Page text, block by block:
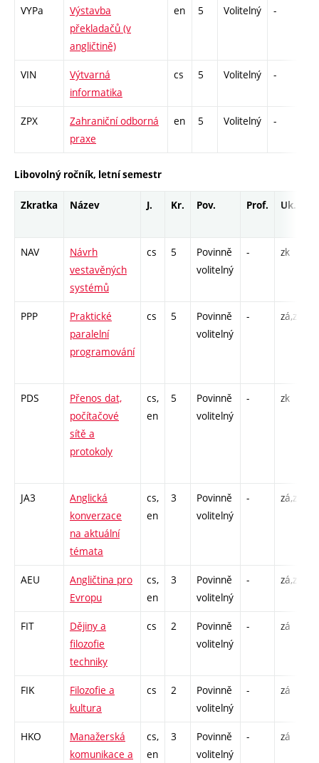
VYPa
Výstavba
překladačů (v
angličtině)
en 5 Volitelný -
VIN
Výtvarná
informatika
cs 5 Volitelný -
ZPX
Zahraniční odborná
praxe
en 5 Volitelný -
Libovolný ročník, letní semestr
Zkratka Název J. Kr. Pov. Prof. Uk.
NAV
Návrh
vestavěných
systémů
cs 5
Povinně
volitelný
- zk
PPP
Praktické
paralelní
programování
cs 5
Povinně
volitelný
- zá,zk
PDS
Přenos dat,
počítačové
sítě a
protokoly
cs,
en
5
Povinně
volitelný
- zk
JA3
Anglická
konverzace
na aktuální
témata
cs,
en
3
Povinně
volitelný
- zá,zk
AEU
Angličtina pro
Evropu
cs,
en
3
Povinně
volitelný
- zá,zk
FIT
Dějiny a
filozofie
techniky
cs 2
Povinně
volitelný
- zá
FIK
Filozofie a
kultura
cs 2
Povinně
volitelný
- zá
HKO
Manažerská
komunikace a
cs,
en
3
Povinně
volitelný
- zá